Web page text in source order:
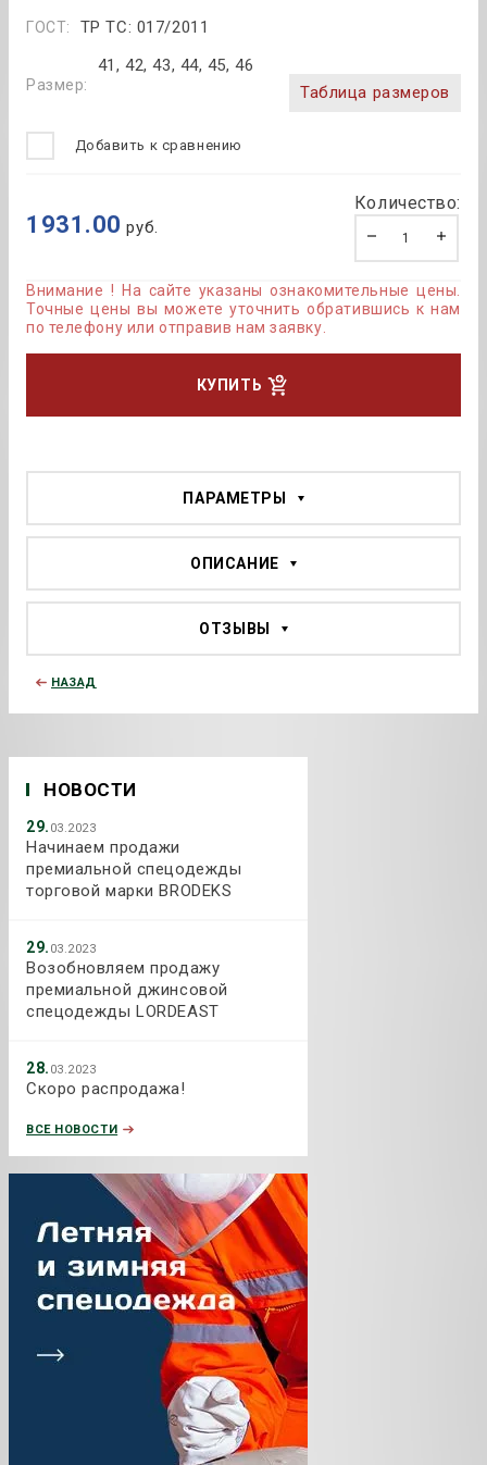
НОВОСТИ
29. 03.2023
Начинаем продажи
премиальной спецодежды
торговой марки BRODEKS
29. 03.2023
Возобновляем продажу
премиальной джинсовой
спецодежды LORDEAST
28. 03.2023
Скоро распродажа!
ВСЕ НОВОСТИ
ГОСТ: ТР ТС: 017/2011
Размер:
41, 42, 43, 44, 45, 46
Таблица размеров
Добавить к сравнению
1931.00 руб.
Количество:
Внимание ! На сайте указаны ознакомительные цены.
Точные цены вы можете уточнить обратившись к нам
по телефону или отправив нам заявку.
КУПИТЬ
ПАРАМЕТРЫ
ОПИСАНИЕ
ОТЗЫВЫ
НАЗАД